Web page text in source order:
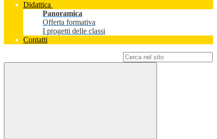
Didattica
Panoramica
Offerta formativa
I progetti delle classi
Contatti